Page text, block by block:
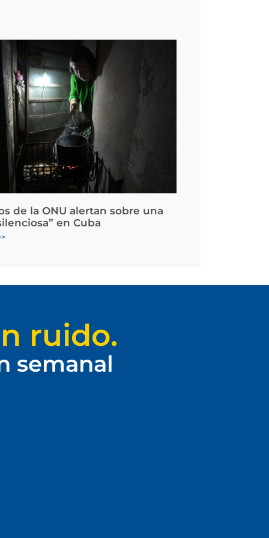
de la ONU alertan sobre una
en Cuba
ruido.
semanal